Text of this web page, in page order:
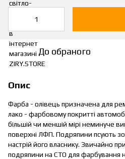
До обраного
Опис
Фарба - олівець призначена для
лако - фарбовому покритті
більшій чи меншій мірі неминуче
поверхні ЛФП. Подряпини псують
настрій його власнику. Звичайно
подряпини на СТО для фарбування